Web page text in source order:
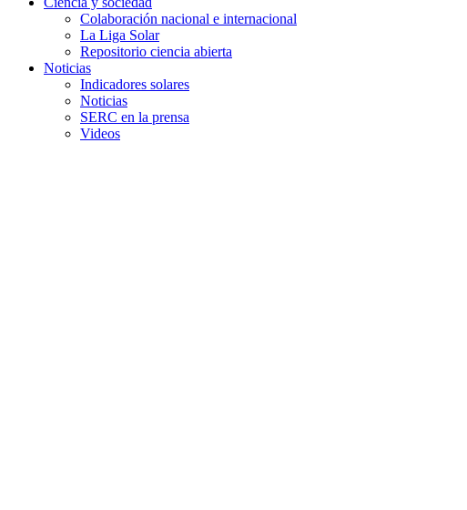
Colaboración nacional e internacional
La Liga Solar
Repositorio ciencia abierta
Noticias
Indicadores solares
Noticias
SERC en la prensa
Videos